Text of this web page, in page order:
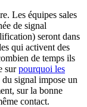
Les équipes sales
de signal
seront dans
qui activent des
de temps ils
surpourquoi les
signal impose un
sur la bonne
contact.